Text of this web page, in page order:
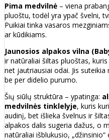
Pima medvilnė – viena
pluoštu, todėl yra ypač švelni,
Puikiai tinka vasaros
ar kūdikiams.
Jaunosios alpakos vilna
ir natūraliai šiltas pluoštas,
net jautriausiai odai. Jis
be per didelio purumo.
Šių siūlų struktūra – ypatinga:
medvilnės tinklelyje, kuris
audinį, bet išlieka švelnus ir
alpakos dalis sugeria dažus, o
natūraliai išblukusio,